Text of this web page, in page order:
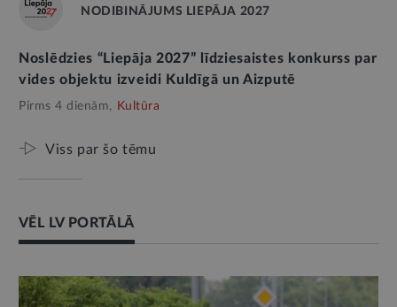
NODIBINĀJUMS LIEPĀJA 2027
Noslēdzies “Liepāja 2027” līdziesaistes konkurss par
vides objektu izveidi Kuldīgā un Aizputē
Pirms 4 dienām, Kultūra
Viss par šo tēmu
VĒL LV PORTĀLĀ